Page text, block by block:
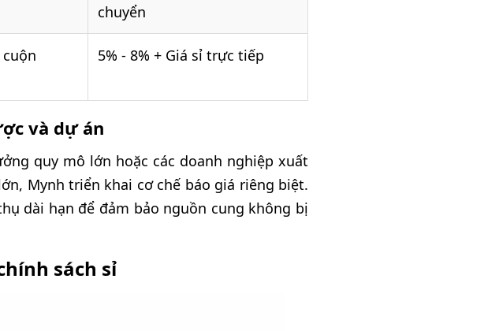
chuyển
5% - 8% + Giá sỉ trực tiếp
và dự án
quy mô lớn hoặc các doanh nghiệp xuất
Mynh triển khai cơ chế báo giá riêng biệt.
dài hạn để đảm bảo nguồn cung không bị
sách sỉ